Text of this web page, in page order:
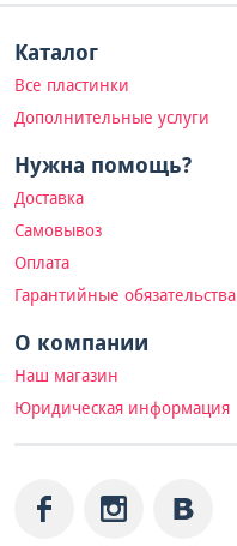
Каталог
Все пластинки
Дополнительные услуги
Нужна помощь?
Доставка
Самовывоз
Оплата
Гарантийные обязательства
О компании
Наш магазин
Юридическая информация